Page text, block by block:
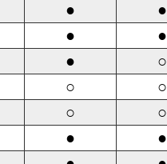
● ●
● ●
● ○
○ ○
○ ○
● ●